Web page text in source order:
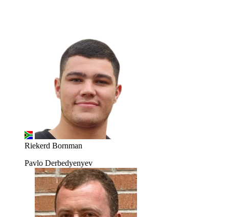
Riekerd Bornman
Pavlo Derbedyenyev